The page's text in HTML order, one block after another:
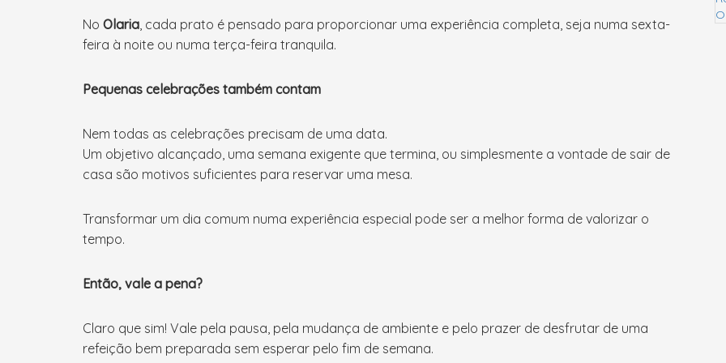
No Olaria, cada prato é pensado para proporcionar uma experiência completa, seja numa sexta-
feira à noite ou numa terça-feira tranquila.
Pequenas celebrações também contam
Nem todas as celebrações precisam de uma data.
Um objetivo alcançado, uma semana exigente que termina, ou simplesmente a vontade de sair de
casa são motivos suficientes para reservar uma mesa.
Transformar um dia comum numa experiência especial pode ser a melhor forma de valorizar o
tempo.
Então, vale a pena?
Claro que sim! Vale pela pausa, pela mudança de ambiente e pelo prazer de desfrutar de uma
refeição bem preparada sem esperar pelo fim de semana.